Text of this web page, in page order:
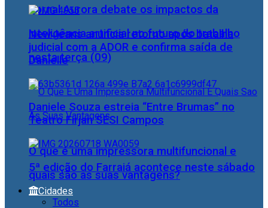
Jornal Aurora debate os impactos da
inteligência artificial no futuro do trabalho
nesta terça (09)
O que é uma impressora multifuncional e
quais são as suas vantagens?
NewJeans anuncia retorno após batalha
judicial com a ADOR e confirma saída de
Danielle
Daniele Souza estreia “Entre Brumas” no
Teatro Firjan SESI Campos
5ª edição do Farraiá acontece neste sábado
Cidades
Todos